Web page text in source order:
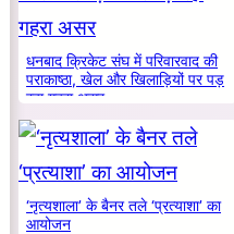
धनबाद क्रिकेट संघ में परिवारवाद की
पराकाष्ठा, खेल और खिलाड़ियों पर पड़
रहा गहरा असर
‘नृत्यशाला’ के बैनर तले ‘प्रत्याशा’ का
आयोजन